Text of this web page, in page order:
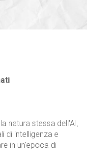
natura stessa dell'AI,
di intelligenza e
in un'epoca di